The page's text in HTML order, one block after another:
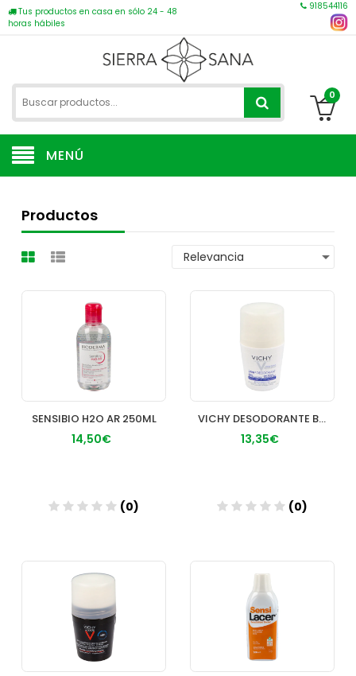
Tus productos en casa en sólo 24 - 48
horas hábiles
918544116
0
MENÚ
Productos
SENSIBIO H2O AR 250ML
14,50€
(0)
Añadir
VICHY DESODORANTE BOLA 50 ML (TAPA BLANCA)
13,35€
(0)